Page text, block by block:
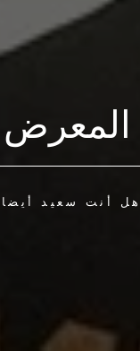
حديقة الأمل
طاهر جاوي